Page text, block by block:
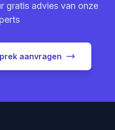
gratis advies van onze
aanvragen